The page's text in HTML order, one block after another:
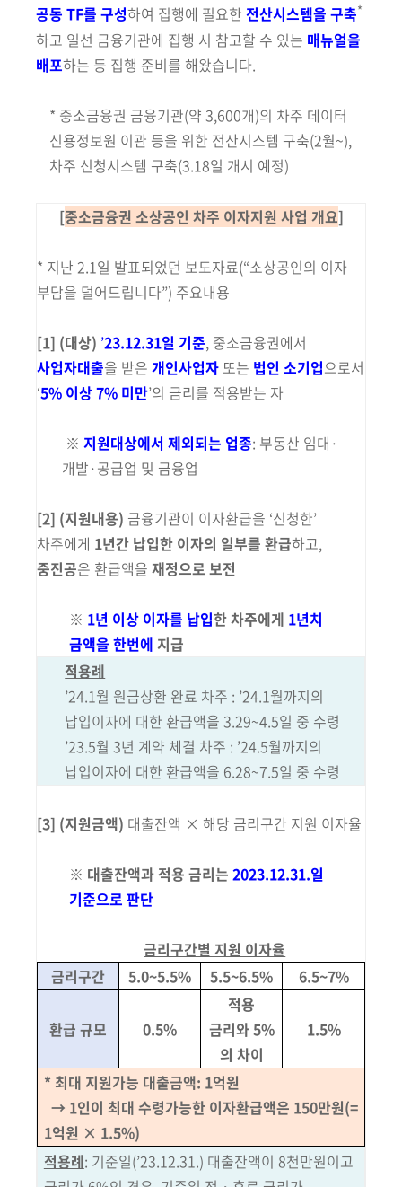
공동 TF를 구성하여 집행에 필요한 전산시스템을 구축*
하고 일선 금융기관에 집행 시 참고할 수 있는 매뉴얼을
배포하는 등 집행 준비를 해왔습니다.
* 중소금융권 금융기관(약 3,600개)의 차주 데이터
신용정보원 이관 등을 위한 전산시스템 구축(2월~),
차주 신청시스템 구축(3.18일 개시 예정)
[중소금융권 소상공인 차주 이자지원 사업 개요]
* 지난 2.1일 발표되었던 보도자료(“소상공인의 이자
부담을 덜어드립니다”) 주요내용
[1] (대상) ’23.12.31일 기준, 중소금융권에서
사업자대출을 받은 개인사업자 또는 법인 소기업으로서
‘5% 이상 7% 미만’의 금리를 적용받는 자
※지원대상에서 제외되는 업종: 부동산 임대·
개발·공급업 및 금융업
[2] (지원내용) 금융기관이 이자환급을 ‘신청한’
차주에게 1년간 납입한 이자의 일부를 환급하고,
중진공은 환급액을 재정으로 보전
※ 1년 이상 이자를 납입한 차주에게 1년치
금액을 한번에 지급
적용례
’24.1월 원금상환 완료 차주 : ’24.1월까지의
납입이자에 대한 환급액을 3.29~4.5일 중 수령
’23.5월 3년 계약 체결 차주 : ’24.5월까지의
납입이자에 대한 환급액을 6.28~7.5일 중 수령
[3] (지원금액) 대출잔액 × 해당 금리구간 지원 이자율
※ 대출잔액과 적용 금리는2023.12.31.일
기준으로 판단
금리구간별 지원 이자율
금리구간
5.0~5.5% 5.5~6.5% 6.5~7%
환급 규모 0.5%
적용
금리와 5%
의 차이
1.5%
* 최대 지원가능 대출금액: 1억원
→ 1인이 최대 수령가능한 이자환급액은 150만원(=
1억원 × 1.5%)
적용례: 기준일(’23.12.31.) 대출잔액이 8천만원이고